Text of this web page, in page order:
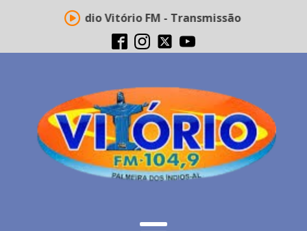
Rádio Vitório FM - Transmissão ao vivo